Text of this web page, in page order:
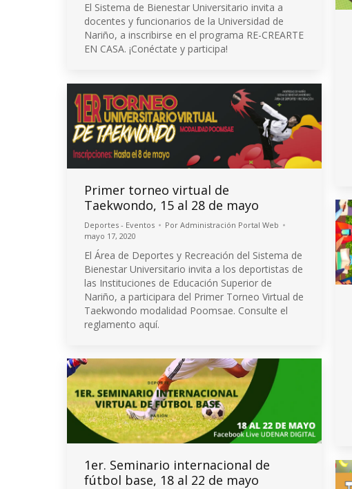
El Sistema de Bienestar Universitario invita a
docentes y funcionarios de la Universidad de
Nariño, a inscribirse en el programa RE-CREARTE
EN CASA. ¡Conéctate y participa!
Primer torneo virtual de
Taekwondo, 15 al 28 de mayo
Deportes - Eventos Por Administración Portal Web
mayo 17, 2020
El Área de Deportes y Recreación del Sistema de
Bienestar Universitario invita a los deportistas de
las Instituciones de Educación Superior de
Nariño, a participara del Primer Torneo Virtual de
Taekwondo modalidad Poomsae. Consulte el
reglamento aquí.
1er. Seminario internacional de
fútbol base, 18 al 22 de mayo